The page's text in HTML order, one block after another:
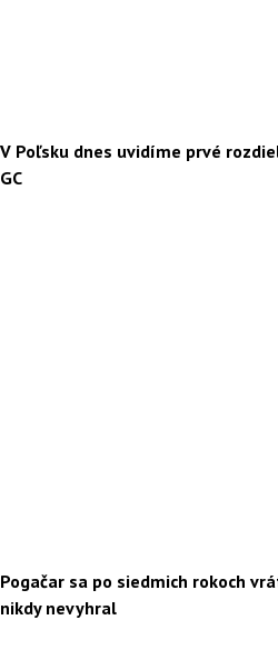
V Poľsku dnes uvidíme prvé
GC
Pogačar sa po siedmich rokoch
nikdy nevyhral